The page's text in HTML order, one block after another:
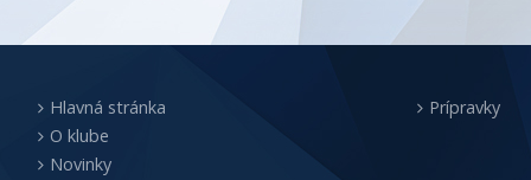
Hlavná stránka
O klube
Novinky
Prípravky